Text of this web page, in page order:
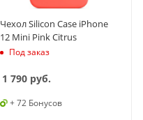
Чехол Silicon Case iPhone
12 Mini Pink Citrus
Под заказ
1 790руб.
+ 72 Бонусов